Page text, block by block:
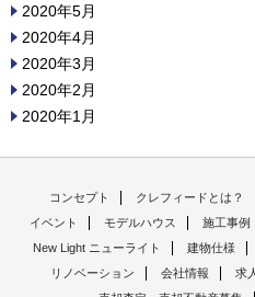
2020年5月
2020年4月
2020年3月
2020年2月
2020年1月
コンセプト クレフィードとは？
イベント
モデルハウス 施工事例
New Light ニューライト
建物仕様
リノベーション
会社情報 求